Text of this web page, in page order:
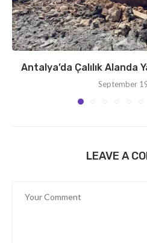
Antalya’da Çalılık Alanda
September
LEAVE A